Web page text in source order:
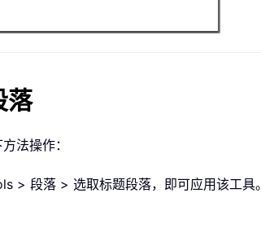
落
法操作：
> 段落 > 选取标题段落，即可应用该工具。